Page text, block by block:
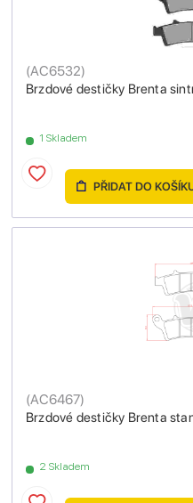
Brzdové destičky Brenta
(AC6532)
1 Skladem
PŘIDAT DO
Brzdové destičky Brenta
(AC6467)
2 Skladem